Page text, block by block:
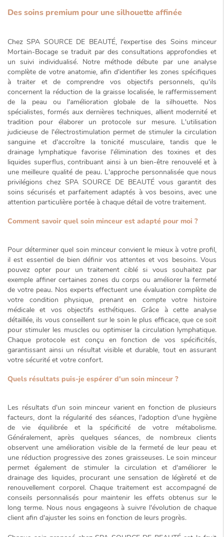
Des soins premium pour une silhouette affinée
Chez SPA SOURCE DE BEAUTÉ, l'expertise des Soins minceur
Mortain-Bocage se traduit par des consultations approfondies et
unsuivi individualisé. Notre méthode débute par une analyse
complète de votre anatomie, afin d'identifier les zones spécifiques
à traiter et de comprendre vos objectifs personnels, qu'ils
concernent la réduction de la graisse localisée, le raffermissement
de la peau ou l'amélioration globale de la silhouette. Nos
spécialistes, formés aux dernières techniques, allient modernité et
tradition pour élaborer un protocole sur mesure. L'utilisation
judicieuse de l'électrostimulation permet de stimuler la circulation
sanguine et d'accroître la tonicité musculaire, tandis que le
drainage lymphatique favorise l'élimination des toxines et des
liquides superflus, contribuant ainsi à un bien-être renouvelé et à
une meilleure qualité de peau. L'approche personnalisée que nous
privilégions chez SPA SOURCE DE BEAUTÉ vous garantit des
soinssécurisés et parfaitement adaptés à vos besoins, avec une
attention particulière portée à chaque détail de votre traitement.
Comment savoir quel soin minceur est adapté pour moi ?
Pour déterminer quel soin minceur convient le mieux à votre profil,
il est essentiel de bien définir vos attentes et vos besoins. Vous
pouvez opter pour un traitement ciblé si vous souhaitez par
exemple affiner certaines zones du corps ou améliorer la fermeté
de votre peau. Nos experts effectuent une évaluation complète de
votre condition physique, prenant en compte votre histoire
médicale et vos objectifs esthétiques. Grâce à cette analyse
détaillée, ils vous conseillent sur le soin le plus efficace, que ce soit
pour stimuler les muscles ou optimiser la circulation lymphatique.
Chaque protocole est conçu en fonction de vos spécificités,
garantissant ainsi un résultat visible et durable, tout en assurant
votre sécurité et votre confort.
Quels résultats puis-je espérer d'un soin minceur ?
Les résultats d'un soin minceur varient en fonction de plusieurs
facteurs, dont la régularité des séances, l'adoption d'une hygiène
de vie équilibrée et la spécificité de votre métabolisme.
Généralement, après quelques séances, de nombreux clients
observent une amélioration visible de la fermeté de leur peau et
une réduction progressive des zones graisseuses. Le soin minceur
permet également de stimuler la circulation et d'améliorer le
drainage des liquides, procurant une sensation de légèreté et de
renouvellement corporel. Chaque traitement est accompagné de
conseils personnalisés pour maintenir les effets obtenus sur le
long terme. Nous nous engageons à suivre l'évolution de chaque
client afin d'ajuster les soins en fonction de leurs progrès.